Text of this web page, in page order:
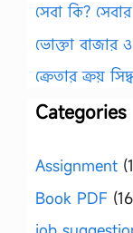
সেবা কি?
ভোক্তা বাজার ও
ক্রেতার ক্রয়
Categories
Assignment
Book PDF